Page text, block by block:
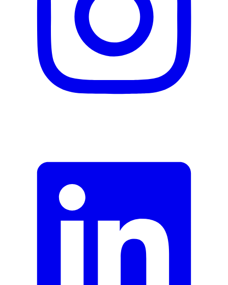
E-Mail-Adresse (optional)
Formular schliessen
Senden
Falsche Daten melden